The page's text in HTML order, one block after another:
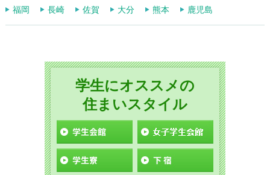
福岡
長崎 佐賀 大分 熊本 鹿児島
学生にオススメの
住まいスタイル